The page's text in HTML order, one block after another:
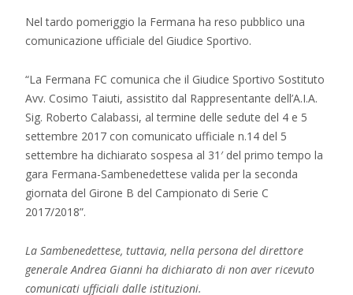
Nel tardo pomeriggio la Fermana ha reso pubblico una
comunicazione ufficiale del Giudice Sportivo.
“La Fermana FC comunica che il Giudice Sportivo Sostituto
Avv. Cosimo Taiuti, assistito dal Rappresentante dell’A.I.A.
Sig. Roberto Calabassi, al termine delle sedute del 4 e 5
settembre 2017 con comunicato ufficiale n.14 del 5
settembre ha dichiarato sospesa al 31′ del primo tempo la
gara Fermana-Sambenedettese valida per la seconda
giornata del Girone B del Campionato di Serie C
2017/2018”.
La Sambenedettese, tuttavia, nella persona del direttore
generale Andrea Gianni ha dichiarato di non aver ricevuto
comunicati ufficiali dalle istituzioni.